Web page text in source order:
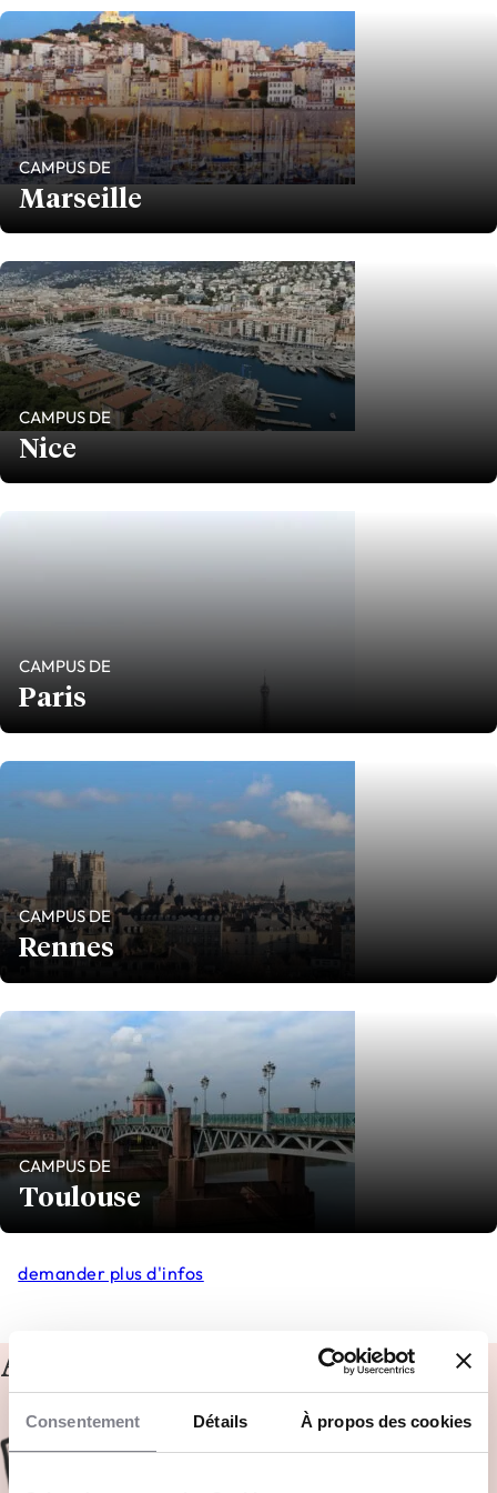
Consentement Détails À propos des cookies
CAMPUS DE
Marseille
CAMPUS DE
Nice
CAMPUS DE
Paris
CAMPUS DE
Rennes
CAMPUS DE
Toulouse
demander plus d'infos
Admissions